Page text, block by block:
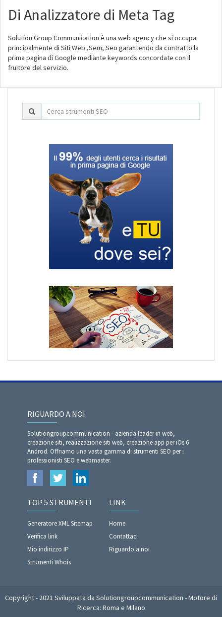
Di Analizzatore di Meta Tag
Solution Group Communication è una web agency che si occupa
principalmente di Siti Web ,Sem, Seo garantendo da contratto la
prima pagina di Google mediante keywords concordate con il
fruitore del servizio.
RIGUARDO A NOI
Solutiongroupcommunication - azienda leader in web,
creazione siti, realizzazione siti web, creazione app per iOs 6
Androd. Offriamo una vasta gamma di strumenti SEO per i
professionisti SEO e webmaster.
TOP 5 STRUMENTI
Generatore XML Sitemap
Verifica link
Mio indirizzo IP
Strumenti Whois
LINK
Home
Contattaci
Riguardo a noi
Copyright - 2021 Sviluppata da Solutiongroupcommunication - Motore di
Ricerca: Roma e Milano